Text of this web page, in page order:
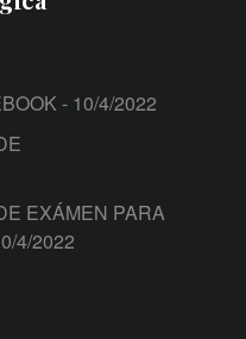
- 10/4/2022
EXÁMEN PARA
4/2022